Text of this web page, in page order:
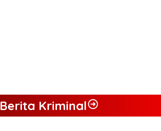
Berita Kriminal